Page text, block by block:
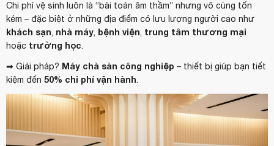
Chi phí vệ sinh luôn là “bài toán âm thầm” nhưng vô cùng tốn
kém – đặc biệt ở những địa điểm có lưu lượng người cao như
khách sạn, nhà máy, bệnh viện, trung tâm thương mại
hoặc trường học.
➡️ Giải pháp? Máy chà sàn công nghiệp – thiết bị giúp bạn tiết
kiệm đến 50% chi phí vận hành.